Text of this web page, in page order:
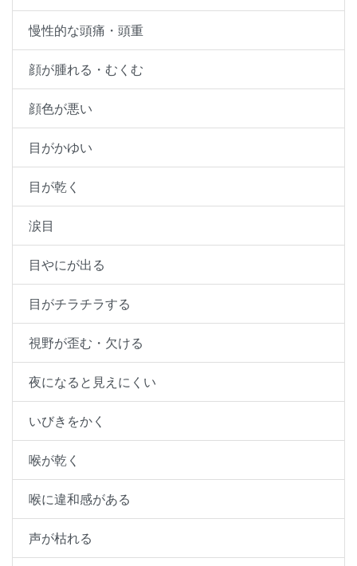
慢性的な頭痛・頭重
顔が腫れる・むくむ
顔色が悪い
目がかゆい
目が乾く
涙目
目やにが出る
目がチラチラする
視野が歪む・欠ける
夜になると見えにくい
いびきをかく
喉が乾く
喉に違和感がある
声が枯れる